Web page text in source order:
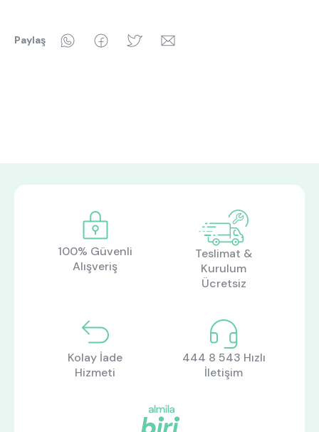
Paylaş WhatsAppFacebookTwitter
100% Güvenli
Alışveriş
Teslimat &
Kurulum
Ücretsiz
Kolay İade
Hizmeti
444 8 543 Hızlı
İletişim